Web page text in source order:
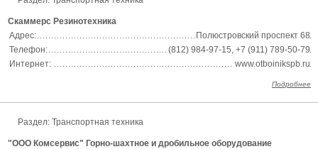
Скаммерс Резинотехника
Адрес:
Полюстровский проспект 68
Телефон:
(812) 984-97-15, +7 (911) 789-50-79
Интернет:
www.otboinikspb.ru
Подробнее
Раздел: Транспортная техника
"ООО Комсервис" Горно-шахтное и дробильное оборудование